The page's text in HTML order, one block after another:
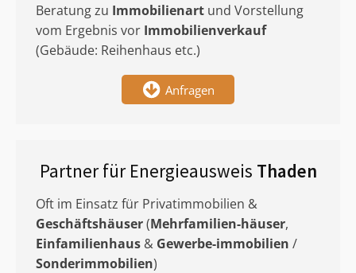
Beratung zu Immobilienart und Vorstellung
vom Ergebnis vor Immobilienverkauf
(Gebäude: Reihenhaus etc.)
Anfragen
Partner für Energieausweis Thaden
Oft im Einsatz für Privatimmobilien &
Geschäftshäuser(Mehrfamilien-häuser,
Einfamilienhaus & Gewerbe-immobilien /
Sonderimmobilien)